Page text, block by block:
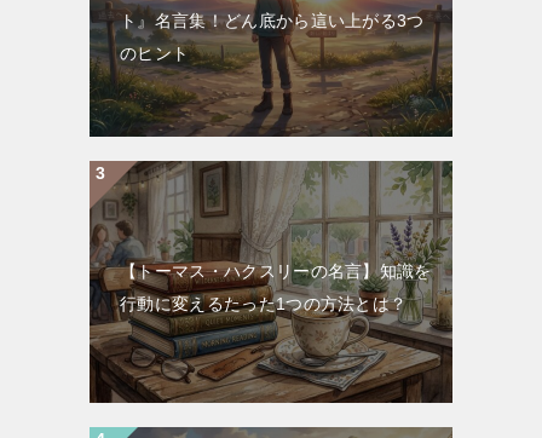
ト』名言集！どん底から這い上がる3つ
のヒント
【トーマス・ハクスリーの名言】知識を
行動に変えるたった1つの方法とは？